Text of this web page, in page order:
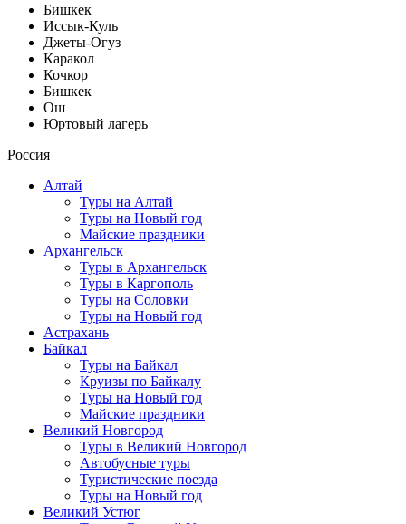
Бишкек
Иссык-Куль
Джеты-Огуз
Каракол
Кочкор
Бишкек
Ош
Юртовый лагерь
Россия
Алтай
Туры на Алтай
Туры на Новый год
Майские праздники
Архангельск
Туры в Архангельск
Туры в Каргополь
Туры на Соловки
Туры на Новый год
Астрахань
Байкал
Туры на Байкал
Круизы по Байкалу
Туры на Новый год
Майские праздники
Великий Новгород
Туры в Великий Новгород
Автобусные туры
Туристические поезда
Туры на Новый год
Великий Устюг